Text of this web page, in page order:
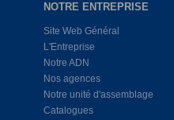
NOTRE ENTREPRISE
Site Web Général
L'Entreprise
Notre ADN
Nos agences
Notre unité d'assemblage
Catalogues